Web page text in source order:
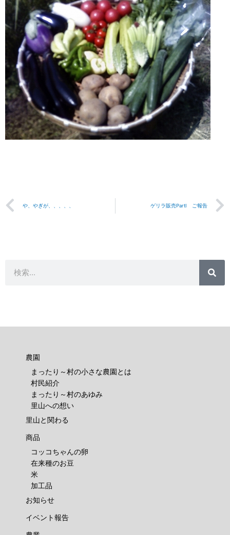
Prev
や、やぎが、、、、、 ゲリラ販売PartⅠ ご報告
検
農園
まったり～村の小さな農園とは
村民紹介
まったり～村のあゆみ
里山への想い
里山と関わる
商品
コッコちゃんの卵
在来種のお豆
米
加工品
お知らせ
イベント報告